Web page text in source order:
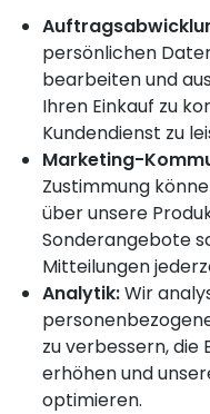
persönlichen
bearbeiten und
Ihren Einkauf zu
Kundendienst zu
Marketing-
Zustimmung
über unsere
Sonderangebote
Mitteilungen
Analytik:Wir
zu verbessern,
erhöhen und
optimieren.